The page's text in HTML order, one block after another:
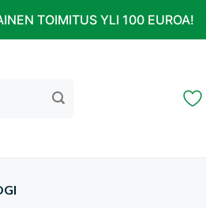
TOIMITUS YLI 100 EUROA!